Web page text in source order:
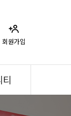
회원가입
티